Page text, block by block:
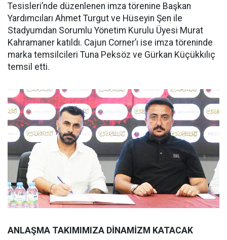
Tesisleri’nde düzenlenen imza törenine Başkan
Yardımcıları Ahmet Turgut ve Hüseyin Şen ile
Stadyumdan Sorumlu Yönetim Kurulu Üyesi Murat
Kahramaner katıldı. Cajun Corner’ı ise imza töreninde
marka temsilcileri Tuna Peksöz ve Gürkan Küçükkılıç
temsil etti.
ANLAŞMA TAKIMIMIZA DİNAMİZM KATACAK